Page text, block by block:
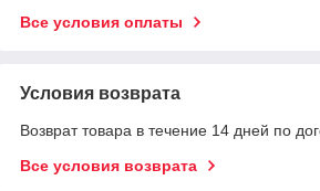
Все условия оплаты
Условия возврата
Возврат товара в течение 14 дней по
Все условия возврата